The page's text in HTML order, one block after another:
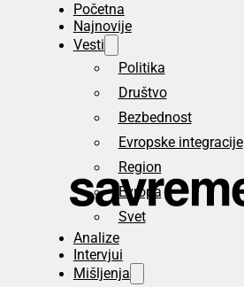
Početna
Najnovije
Vesti
Politika
Društvo
Bezbednost
Evropske integracije
Region
Evropa
Svet
Analize
Intervjui
Mišljenja